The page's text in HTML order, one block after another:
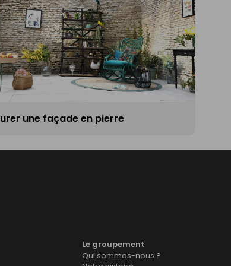
une façade en pierre
Le groupement
Qui sommes-nous ?